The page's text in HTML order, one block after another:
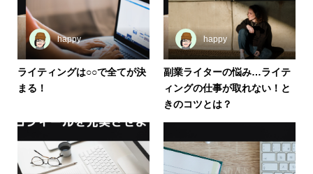
happy
ライティングは○○で全てが決
まる！
happy
副業ライターの悩み…ライテ
ィングの仕事が取れない！と
きのコツとは？